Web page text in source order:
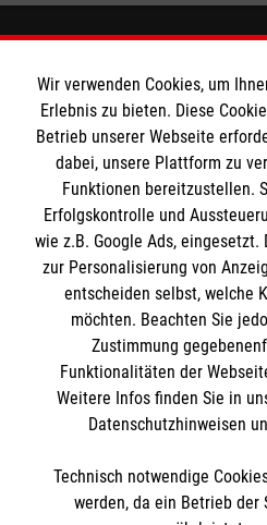
Wir Malteser
Spenden und Helfen
Angebote und Leistungen
Unsere Kurse
Mitarbeiten
Wir Malteser
Informationen
Downloads
Impressum
Datenschutz
Malteser online
Malteserorden
Malteser Jugend
Malteser International
Mediathek
Soziale Netzwerke
Wir verwenden Cookies, um
Erlebnis zu bieten. Diese
Betrieb unserer Webseite
dabei, unsere Plattform zu
Funktionen bereitzustellen.
Erfolgskontrolle und
wie z.B. Google Ads, eingesetzt.
zur Personalisierung von
entscheiden selbst, welche
möchten. Beachten Sie
Zustimmung
Funktionalitäten der
Weitere Infos finden Sie in
Datenschutzhinweisen
Technisch notwendige
werden, da ein Betrieb der